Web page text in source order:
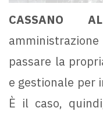
CASSANO
passare la
e gestionale per
È il caso,